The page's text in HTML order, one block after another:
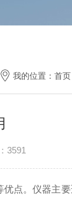
我的位置： 首页
3591
点。仪器主